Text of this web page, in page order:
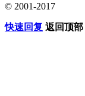
© 2001-2017
快速回复 返回顶部